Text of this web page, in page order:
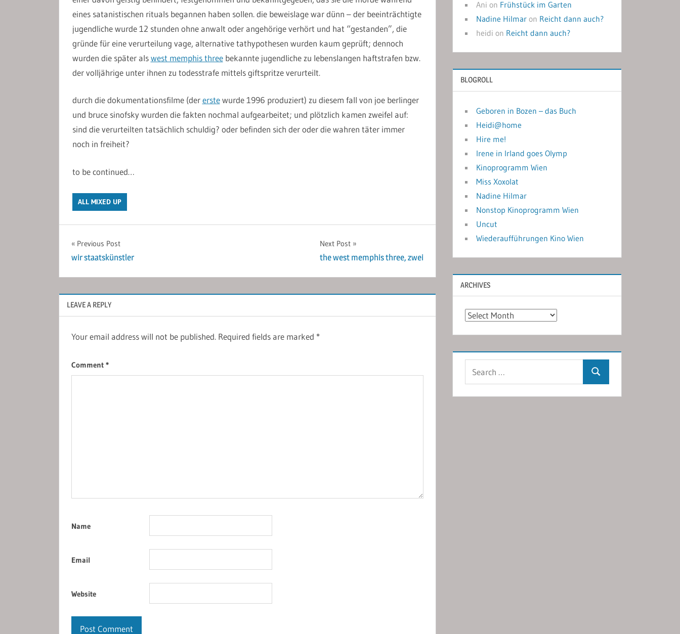
eines satanistischen rituals begannen haben sollen. die beweislage war dünn – der beeinträchtigte
jugendliche wurde 12 stunden ohne anwalt oder angehörige verhört und hat “gestanden”, die
gründe für eine verurteilung vage, alternative tathypothesen wurden kaum geprüft; dennoch
wurden die später alswest memphis threebekannte jugendliche zu lebenslangen haftstrafen bzw.
der volljährige unter ihnen zu todesstrafe mittels giftspritze verurteilt.
durch die dokumentationsfilme (dererstewurde 1996 produziert) zu diesem fall von joe berlinger
und bruce sinofsky wurden die fakten nochmal aufgearbeitet; und plötzlich kamen zweifel auf:
sind die verurteilten tatsächlich schuldig? oder befinden sich der oder die wahren täter immer
noch in freiheit?
to be continued…
ALL MIXED UP
Post
navigation
Previous Post
wir staatskünstler
Next Post
the west memphis three, zwei
LEAVE A REPLY
Your email address will not be published. Required fields are marked *
Comment *
Name
Email
Website
Ani on Frühstück im Garten
Nadine Hilmar on Reicht dann auch?
heidi on Reicht dann auch?
BLOGROLL
Geboren in Bozen – das Buch
Heidi@home
Hire me!
Irene in Irland goes Olymp
Kinoprogramm Wien
Miss Xoxolat
Nadine Hilmar
Nonstop Kinoprogramm Wien
Uncut
Wiederaufführungen Kino Wien
ARCHIVES
Archives
Search